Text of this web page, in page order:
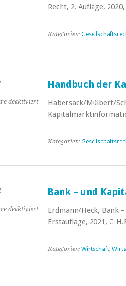
Company
Recht, 2. Auflage,
Kategorien:
deaktiviertfür
Handbuch
Handbuch der
Habersack/Mülbert/
Kategorien:
deaktiviertfür
Bank
Kapitalmarktrecht
Bank – und
Erdmann/Heck, Bank
Erstauflage, 2021, C-
Kategorien: Wirtschaft,